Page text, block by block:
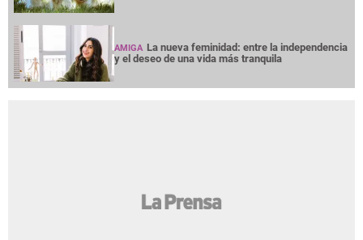
AMIGA La nueva feminidad: entre la independencia
y el deseo de una vida más tranquila